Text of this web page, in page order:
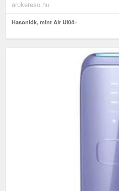
arukereso.hu
Hasonlók, mint Air UI04